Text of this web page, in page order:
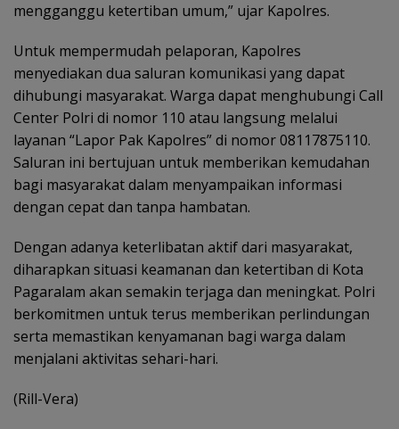
mengganggu ketertiban umum,” ujar Kapolres.
Untuk mempermudah pelaporan, Kapolres
menyediakan dua saluran komunikasi yang dapat
dihubungi masyarakat. Warga dapat menghubungi Call
Center Polri di nomor 110 atau langsung melalui
layanan “Lapor Pak Kapolres” di nomor 08117875110.
Saluran ini bertujuan untuk memberikan kemudahan
bagi masyarakat dalam menyampaikan informasi
dengan cepat dan tanpa hambatan.
Dengan adanya keterlibatan aktif dari masyarakat,
diharapkan situasi keamanan dan ketertiban di Kota
Pagaralam akan semakin terjaga dan meningkat. Polri
berkomitmen untuk terus memberikan perlindungan
serta memastikan kenyamanan bagi warga dalam
menjalani aktivitas sehari-hari.
(Rill-Vera)